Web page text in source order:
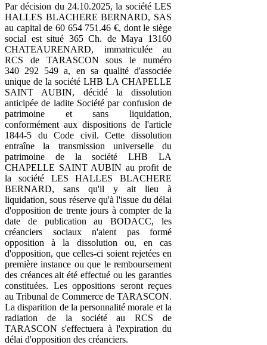
Par décision du 24.10.2025, la société LES
HALLES BLACHERE BERNARD, SAS
au capital de 60 654 751.46 €, dont le siège
social est situé 365 Ch. de Maya 13160
CHATEAURENARD, immatriculée au
RCS de TARASCON sous le numéro
340 292 549 a, en sa qualité d'associée
unique de la société LHB LA CHAPELLE
SAINT AUBIN, décidé la dissolution
anticipée de ladite Société par confusion de
patrimoine et sans liquidation,
conformément aux dispositions de l'article
1844-5 du Code civil. Cette dissolution
entraîne la transmission universelle du
patrimoine de la société LHB LA
CHAPELLE SAINT AUBIN au profit de
la société LES HALLES BLACHERE
BERNARD, sans qu'il y ait lieu à
liquidation, sous réserve qu'à l'issue du délai
d'opposition de trente jours à compter de la
date de publication au BODACC, les
créanciers sociaux n'aient pas formé
opposition à la dissolution ou, en cas
d'opposition, que celles-ci soient rejetées en
première instance ou que le remboursement
des créances ait été effectué ou les garanties
constituées. Les oppositions seront reçues
au Tribunal de Commerce de TARASCON.
La disparition de la personnalité morale et la
radiation de la société au RCS de
TARASCON s'effectuera à l'expiration du
délai d'opposition des créanciers.